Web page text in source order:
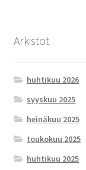
Arkistot
huhtikuu 2026
syyskuu 2025
heinäkuu 2025
toukokuu 2025
huhtikuu 2025